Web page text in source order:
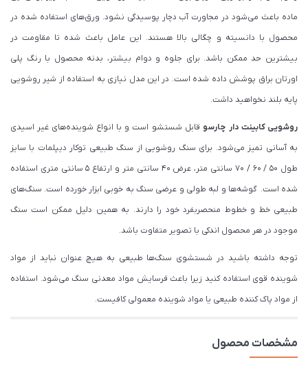
ماده باعث می‌شود در مجاورت آب دچار پوسیدگی نشود. ورق‌های استفاده شده در
محصول با دانسیته و چگالی بالا هستند. این عامل باعث شده تا مقاومت در
بیشترین حد ممکن باشد. برای جلوه و دوام بیشتر، بدنه محصول با رنگ پلی
اورتان براق پوشش داده شده است. در این مدل نیازی به استفاده از شیر روشویی
پایه بلند نخواهید داشت.
روشویی کابینت دار چارسو قابل شستشو است و با انواع شوینده‌های غیر اسیدی
به آسانی تمیز می‌شود. برای سنگ روشویی از سنگ طبیعی توکار دیپلمات با سایز
طول 50 / 60 / 70 سانتی متر، عرض 40 سانتی متر و ارتفاع 5 سانتی متری استفاده
شده است. گوشه‌ها و لبه طولی و عرضی سنگ به خوبی ابزار خورده است. سنگ‌های
طبیعی خط و خطوط منحصربفرد خود را دارند. به همین دلیل ممکن است سنگ
موجود در هر محصول اندکی با تصویر متفاوت باشد.
توجه داشته باشید در شستشوی سنگ‌ها طبیعی به هیچ عنوان نباید از مواد
شوینده قوی استفاده کنید زیرا باعث فرسایش مواد معدنی سنگ می‌شود. استفاده
از مواد پاک کننده طبیعی یا مواد شوینده معمولی کافیست.
مشخصات محصول